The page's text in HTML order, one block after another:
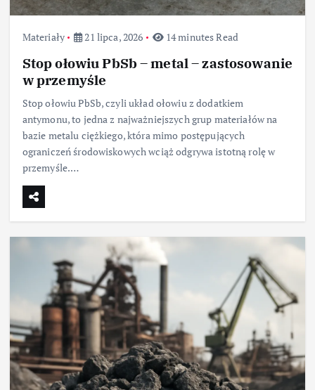
Materiały 21 lipca, 2026 14 minutes Read
Stop ołowiu PbSb – metal – zastosowanie
w przemyśle
Stop ołowiu PbSb, czyli układ ołowiu z dodatkiem
antymonu, to jedna z najważniejszych grup materiałów na
bazie metalu ciężkiego, która mimo postępujących
ograniczeń środowiskowych wciąż odgrywa istotną rolę w
przemyśle.…